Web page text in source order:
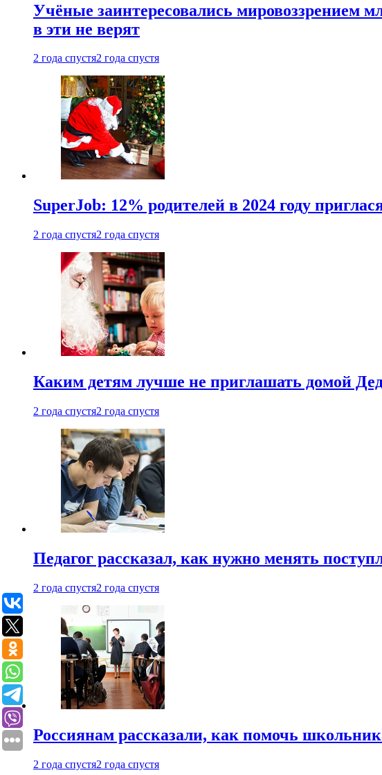
Учёные заинтересовались мировоззрением
в эти не верят
2 года спустя2 года спустя
SuperJob: 12% родителей в 2024 году
2 года спустя2 года спустя
Каким детям лучше не приглашать домой
2 года спустя2 года спустя
Педагог рассказал, как нужно менять
2 года спустя2 года спустя
Россиянам рассказали, как помочь
2 года спустя2 года спустя